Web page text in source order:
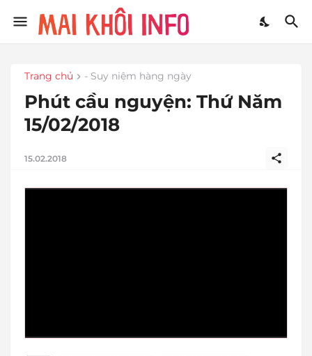
Trang chủ - Suy niệm hàng ngày
Phút cầu nguyện: Thứ Năm
15/02/2018
15.02.2018